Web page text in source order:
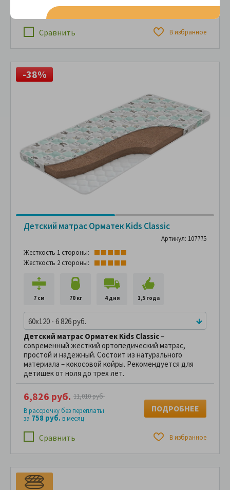
Сравнить В избранное
В рассрочку без переплаты
1,722 руб.
-38%
Детский матрас Орматек Kids Classic
Артикул: 107775
Жесткость 1 стороны:
Жесткость 2 стороны:
7 см 70 кг 4 дня 1,5 года
60x120 - 6 826 руб.
Детский матрас Орматек Kids Classic–
современный жесткий ортопедический матрас,
простой и надежный. Состоит из натурального
материала – кокосовой койры. Рекомендуется для
детишек от ноля до трех лет.
Сравнить В избранное
6,826 руб. 11,010 руб.
В рассрочку без переплаты
за 758 руб.в месяц
ПОДРОБНЕЕ